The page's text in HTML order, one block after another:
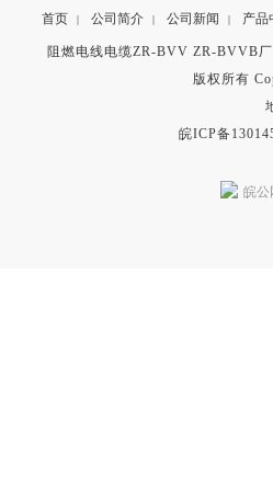
首页 | 公司简介 | 公司新闻 | 产品
阻燃电线电缆ZR-BVV ZR-BVVB
版权所有
皖ICP备
皖公